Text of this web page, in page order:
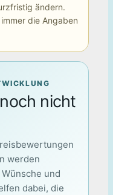
ändern.
die Angaben
nicht
werden
und
dabei, die